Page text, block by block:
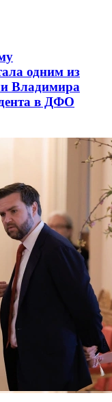
одним из
Владимира
в ДФО